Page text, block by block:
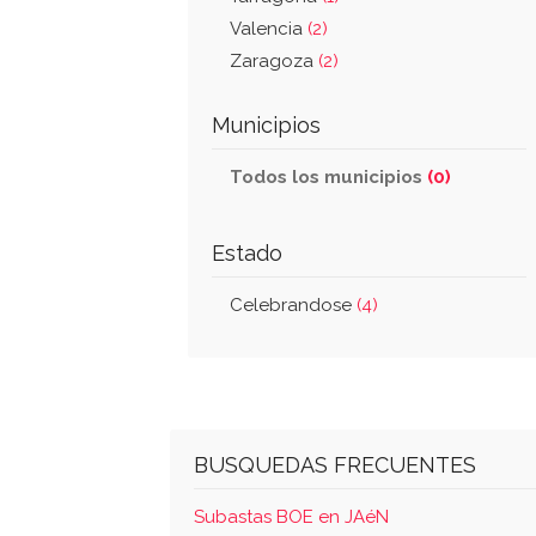
Valencia (2)
Zaragoza (2)
Municipios
Todos los municipios (0)
Estado
Celebrandose (4)
BUSQUEDAS FRECUENTES
Subastas BOE en JAéN